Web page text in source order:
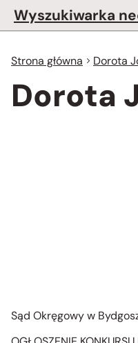
Wyszukiwarka
Strona główna Dorota
Dorota
Sąd Okręgowy w